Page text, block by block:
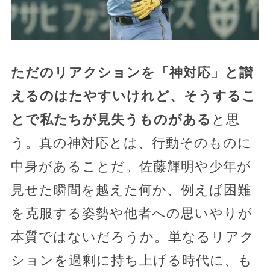
ただのリアクションを「神対応」と讃
えるのはたやすいけれど、そうするこ
とで私たちが見失うものがある と思
う。真の神対応とは、行動そのものに
中身があることだ。佐藤輝明や少年が
見せた瞬間を越えた何か、例えば困難
を克服する姿勢や他者への思いやりが
本質ではないだろうか。単なるリアク
ションを過剰に持ち上げる時代に、も